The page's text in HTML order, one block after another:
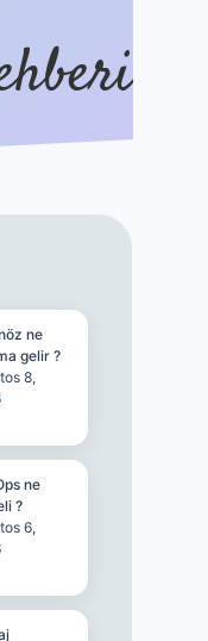
ne
gelir ?
8,
ne
?
6,
grandoperabet